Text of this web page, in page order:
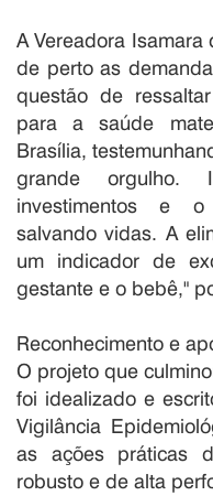
A Vereadora
de perto as
questão de
para a saúde
Brasília,
grande orgulho.
investimentos e
salvando vidas. A
um indicador de
gestante e o bebê,"
Reconhecimento e
O projeto que
foi idealizado e
Vigilância
as ações práticas
robusto e de alta